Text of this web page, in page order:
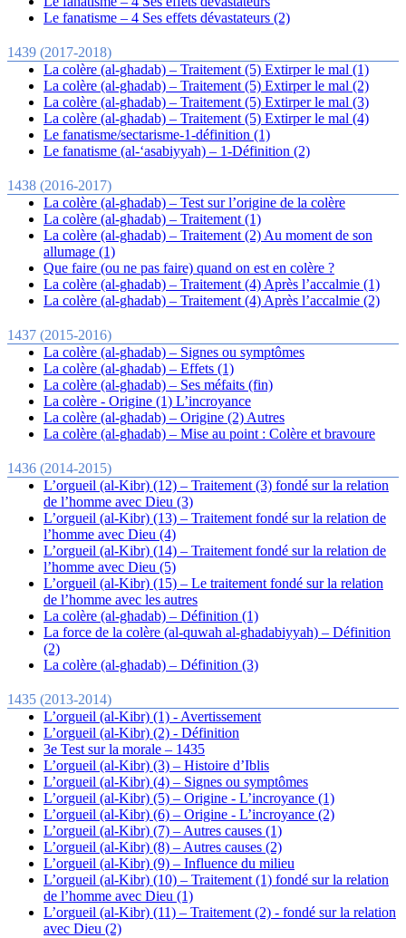
Le fanatisme – 4 Ses effets dévastateurs (2)
1439 (2017-2018)
La colère (al-ghadab) – Traitement (5) Extirper le mal (1)
La colère (al-ghadab) – Traitement (5) Extirper le mal (2)
La colère (al-ghadab) – Traitement (5) Extirper le mal (3)
La colère (al-ghadab) – Traitement (5) Extirper le mal (4)
Le fanatisme/sectarisme-1-définition (1)
Le fanatisme (al-‘asabiyyah) – 1-Définition (2)
1438 (2016-2017)
La colère (al-ghadab) – Test sur l’origine de la colère
La colère (al-ghadab) – Traitement (1)
La colère (al-ghadab) – Traitement (2) Au moment de son
allumage (1)
Que faire (ou ne pas faire) quand on est en colère ?
La colère (al-ghadab) – Traitement (4) Après l’accalmie (1)
La colère (al-ghadab) – Traitement (4) Après l’accalmie (2)
1437 (2015-2016)
La colère (al-ghadab) – Signes ou symptômes
La colère (al-ghadab) – Effets (1)
La colère (al-ghadab) – Ses méfaits (fin)
La colère - Origine (1) L’incroyance
La colère (al-ghadab) – Origine (2) Autres
La colère (al-ghadab) – Mise au point : Colère et bravoure
1436 (2014-2015)
L’orgueil (al-Kibr) (12) – Traitement (3) fondé sur la relation
de l’homme avec Dieu (3)
L’orgueil (al-Kibr) (13) – Traitement fondé sur la relation de
l’homme avec Dieu (4)
L’orgueil (al-Kibr) (14) – Traitement fondé sur la relation de
l’homme avec Dieu (5)
L’orgueil (al-Kibr) (15) – Le traitement fondé sur la relation
de l’homme avec les autres
La colère (al-ghadab) – Définition (1)
La force de la colère (al-quwah al-ghadabiyyah) – Définition
(2)
La colère (al-ghadab) – Définition (3)
1435 (2013-2014)
L’orgueil (al-Kibr) (1) - Avertissement
L’orgueil (al-Kibr) (2) - Définition
3e Test sur la morale – 1435
L’orgueil (al-Kibr) (3) – Histoire d’Iblis
L’orgueil (al-Kibr) (4) – Signes ou symptômes
L’orgueil (al-Kibr) (5) – Origine - L’incroyance (1)
L’orgueil (al-Kibr) (6) – Origine - L’incroyance (2)
L’orgueil (al-Kibr) (7) – Autres causes (1)
L’orgueil (al-Kibr) (8) – Autres causes (2)
L’orgueil (al-Kibr) (9) – Influence du milieu
L’orgueil (al-Kibr) (10) – Traitement (1) fondé sur la relation
de l’homme avec Dieu (1)
L’orgueil (al-Kibr) (11) – Traitement (2) - fondé sur la relation
avec Dieu (2)